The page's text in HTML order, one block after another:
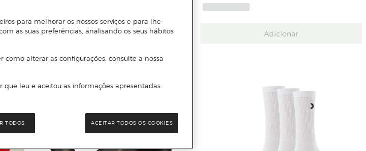
Adicionar Adicionar
para melhorar os nossos serviços e para lhe
as suas preferências, analisando os seus hábitos
como alterar as configurações, consulte a nossa
leu e aceitou as informações apresentadas.
TODOS ACEITAR TODOS OS COOKIES